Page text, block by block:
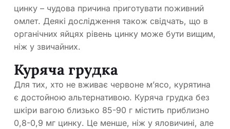
цинку – чудова причина приготувати поживний
омлет. Деякі дослідження також свідчать, що в
органічних яйцях рівень цинку може бути вищим,
ніж у звичайних.
Куряча грудка
Для тих, хто не вживає червоне м’ясо, курятина
є достойною альтернативою. Куряча грудка без
шкіри вагою близько 85-90 г містить приблизно
0,8-0,9 мг цинку. Це менше, ніж у яловичині, але